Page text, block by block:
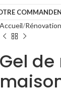
COMMANDE
Accueil
Gel